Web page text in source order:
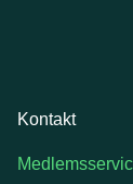
Kontakt